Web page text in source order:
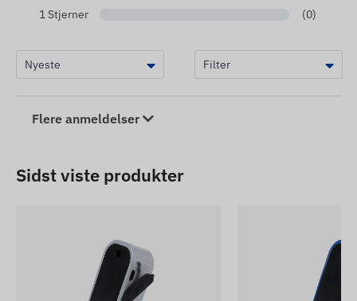
1 Stjerner
(0)
Flere anmeldelser
Sidst viste produkter